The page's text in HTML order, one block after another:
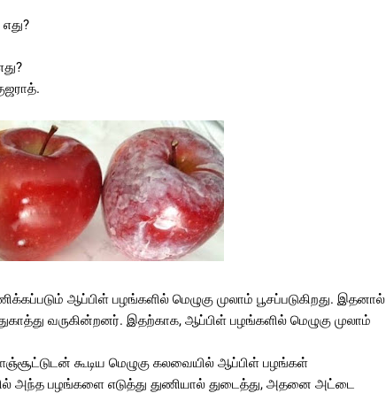
ஆப்பிள் பழங்களில் மெழுகு முலாம் பூசப்படுகிறது. இதனால்
வருகின்றனர். இதற்காக, ஆப்பிள் பழங்களில் மெழுகு முலாம்
கூடிய மெழுகு கலவையில் ஆப்பிள் பழங்கள்
அந்த பழங்களை எடுத்து துணியால் துடைத்து, அதனை அட்டை